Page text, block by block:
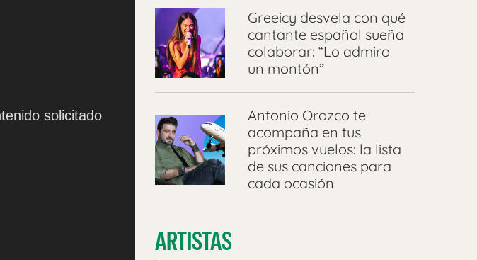
solicitado
Greeicy desvela con qué
cantante español sueña
colaborar: “Lo admiro
un montón”
Antonio Orozco te
acompaña en tus
próximos vuelos: la lista
de sus canciones para
cada ocasión
ARTISTAS